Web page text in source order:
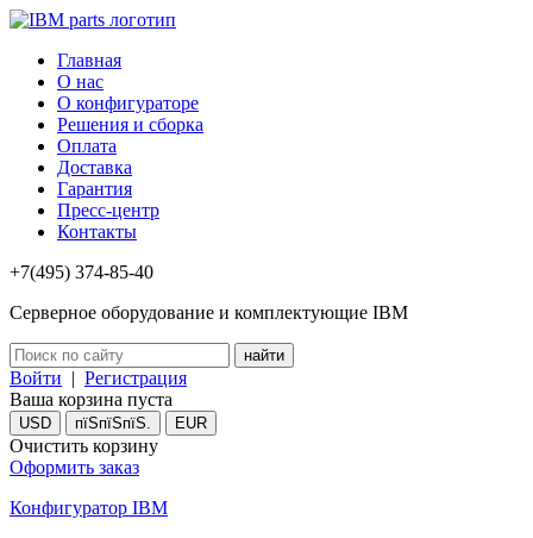
Главная
О нас
О конфигураторе
Решения и сборка
Оплата
Доставка
Гарантия
Пресс-центр
Контакты
+7(495) 374-85-40
Серверное оборудование и комплектующие IBM
Войти | Регистрация
Ваша корзина пуста
USD пїЅпїЅпїЅ. EUR
Очистить корзину
Оформить заказ
Конфигуратор IBM